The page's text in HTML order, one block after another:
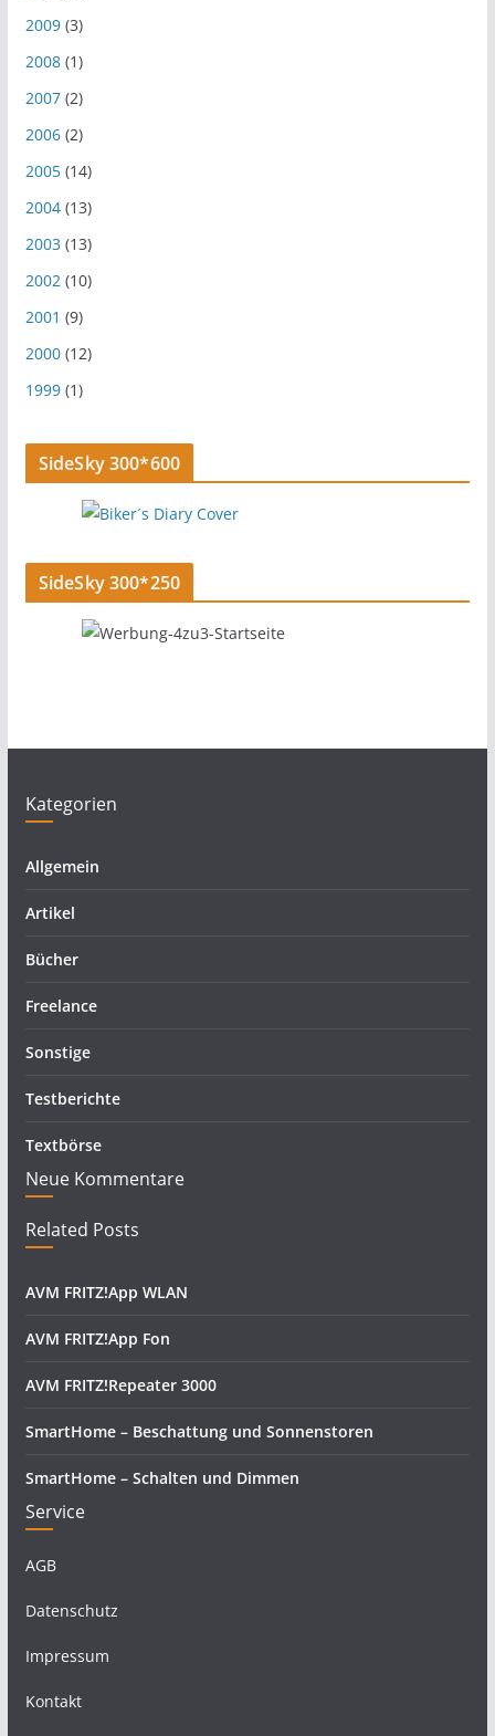
2009(3)
2008(1)
2007(2)
2006(2)
2005(14)
2004(13)
2003 (13)
2002(10)
2001 (9)
2000(12)
1999(1)
SideSky 300*600
SideSky 300*250
Kategorien
Allgemein
Artikel
Bücher
Freelance
Sonstige
Testberichte
Textbörse
Neue Kommentare
Related Posts
AVM FRITZ!App WLAN
AVM FRITZ!App Fon
AVM FRITZ!Repeater 3000
SmartHome – Beschattung und Sonnenstoren
SmartHome – Schalten und Dimmen
Service
AGB
Datenschutz
Impressum
Kontakt